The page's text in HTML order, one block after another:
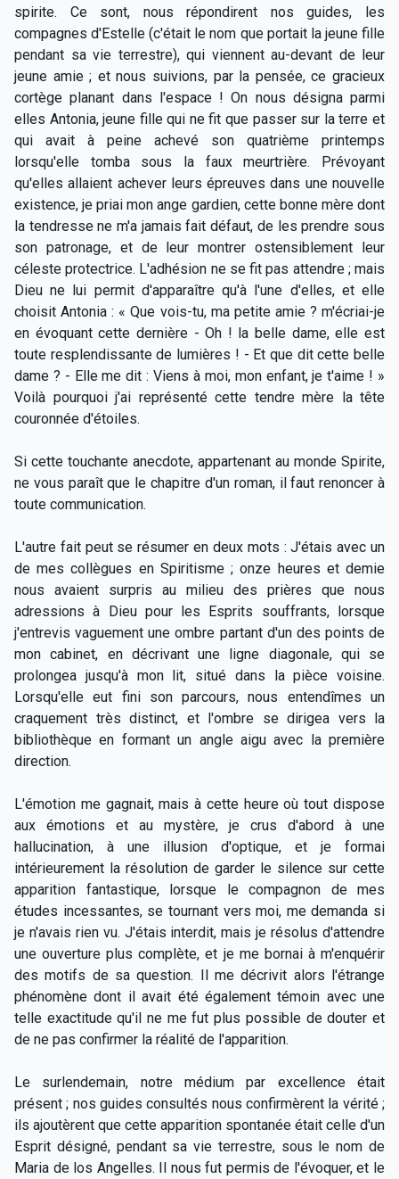
spirite. Ce sont, nous répondirent nos guides, les
compagnes d'Estelle (c'était le nom que portait la jeune fille
pendant sa vie terrestre), qui viennent au-devant de leur
jeune amie ; et nous suivions, par la pensée, ce gracieux
cortège planant dans l'espace ! On nous désigna parmi
elles Antonia, jeune fille qui ne fit que passer sur la terre et
qui avait à peine achevé son quatrième printemps
lorsqu'elle tomba sous la faux meurtrière. Prévoyant
qu'elles allaient achever leurs épreuves dans une nouvelle
existence, je priai mon ange gardien, cette bonne mère dont
la tendresse ne m'a jamais fait défaut, de les prendre sous
son patronage, et de leur montrer ostensiblement leur
céleste protectrice. L'adhésion ne se fit pas attendre ; mais
Dieu ne lui permit d'apparaître qu'à l'une d'elles, et elle
choisit Antonia : « Que vois-tu, ma petite amie ? m'écriai-je
en évoquant cette dernière - Oh ! la belle dame, elle est
toute resplendissante de lumières ! - Et que dit cette belle
dame ? - Elle me dit : Viens à moi, mon enfant, je t'aime ! »
Voilà pourquoi j'ai représenté cette tendre mère la tête
couronnée d'étoiles.
Si cette touchante anecdote, appartenant au monde Spirite,
ne vous paraît que le chapitre d'un roman, il faut renoncer à
toute communication.
L'autre fait peut se résumer en deux mots : J'étais avec un
de mes collègues en Spiritisme ; onze heures et demie
nous avaient surpris au milieu des prières que nous
adressions à Dieu pour les Esprits souffrants, lorsque
j'entrevis vaguement une ombre partant d'un des points de
mon cabinet, en décrivant une ligne diagonale, qui se
prolongea jusqu'à mon lit, situé dans la pièce voisine.
Lorsqu'elle eut fini son parcours, nous entendîmes un
craquement très distinct, et l'ombre se dirigea vers la
bibliothèque en formant un angle aigu avec la première
direction.
L'émotion me gagnait, mais à cette heure où tout dispose
aux émotions et au mystère, je crus d'abord à une
hallucination, à une illusion d'optique, et je formai
intérieurement la résolution de garder le silence sur cette
apparition fantastique, lorsque le compagnon de mes
études incessantes, se tournant vers moi, me demanda si
je n'avais rien vu. J'étais interdit, mais je résolus d'attendre
une ouverture plus complète, et je me bornai à m'enquérir
des motifs de sa question. Il me décrivit alors l'étrange
phénomène dont il avait été également témoin avec une
telle exactitude qu'il ne me fut plus possible de douter et
de ne pas confirmer la réalité de l'apparition.
Le surlendemain, notre médium par excellence était
présent ; nos guides consultés nous confirmèrent la vérité ;
ils ajoutèrent que cette apparition spontanée était celle d'un
Esprit désigné, pendant sa vie terrestre, sous le nom de
Maria de los Angelles. Il nous fut permis de l'évoquer, et le